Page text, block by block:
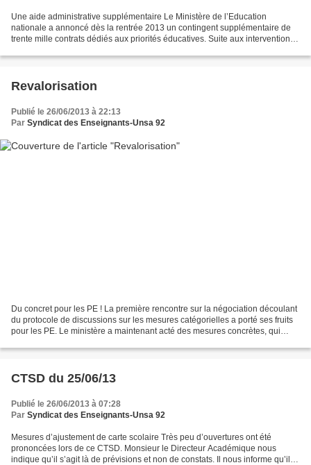
Une aide administrative supplémentaire Le Ministère de l’Education
nationale a annoncé dès la rentrée 2013 un contingent supplémentaire de
trente mille contrats dédiés aux priorités éducatives. Suite aux interventions
Revalorisation
Publié le 26/06/2013 à 22:13
Par Syndicat des Enseignants-Unsa 92
Du concret pour les PE ! La première rencontre sur la négociation découlant
du protocole de discussions sur les mesures catégorielles a porté ses fruits
pour les PE. Le ministère a maintenant acté des mesures concrètes, qui
CTSD du 25/06/13
Publié le 26/06/2013 à 07:28
Par Syndicat des Enseignants-Unsa 92
Mesures d’ajustement de carte scolaire Très peu d’ouvertures ont été
prononcées lors de ce CTSD. Monsieur le Directeur Académique nous
indique qu’il s’agit là de prévisions et non de constats. Il nous informe qu’il